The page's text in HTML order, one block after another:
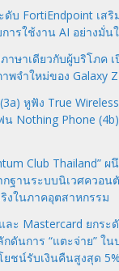
ดับ FortiEndpoint เส
ารใช้งาน AI อย่างมั่น
าษาเดียวกับผู้บริโภค
พจำใหม่ของ Galaxy
หูฟัง True
Nothing Phone
Club Thailand”
กฐานระบบนิเวศควอน
งในภาคอุตสาหกรรม
ละ Mastercard ยกระ
ดันการ “แตะจ่าย” ใน
ชน์รับเงินคืนสูงสุด 5%